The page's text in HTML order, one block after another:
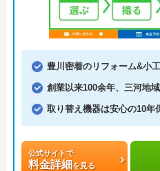
豊川密着のリフォーム&小
創業以来100余年、三河地
取り替え機器は安心の10年
公式サイトで
料金詳細を見る